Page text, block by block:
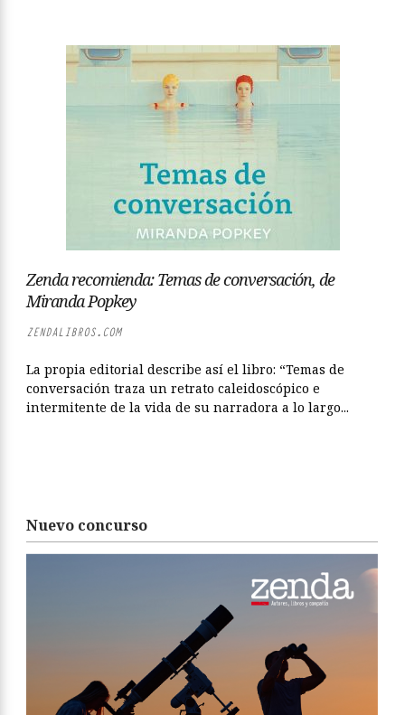
Zenda recomienda: Temas de conversación, de
Miranda Popkey
ZENDALIBROS.COM
La propia editorial describe así el libro: “Temas de
conversación traza un retrato caleidoscópico e
intermitente de la vida de su narradora a lo largo...
Nuevo concurso